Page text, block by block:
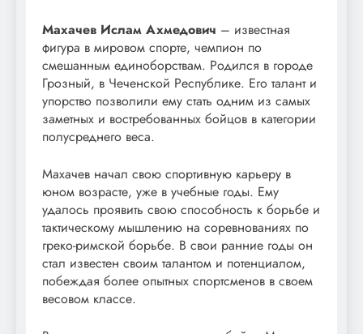
Махачев Ислам Ахмедович – известная
фигура в мировом спорте, чемпион по
смешанным единоборствам. Родился в городе
Грозный, в Чеченской Республике. Его талант и
упорство позволили ему стать одним из самых
заметных и востребованных бойцов в категории
полусреднего веса.
Махачев начал свою спортивную карьеру в
юном возрасте, уже в учебные годы. Ему
удалось проявить свою способность к борьбе и
тактическому мышлению на соревнованиях по
греко-римской борьбе. В свои ранние годы он
стал известен своим талантом и потенциалом,
побеждая более опытных спортсменов в своем
весовом классе.